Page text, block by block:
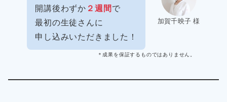
加賀千映子 様
開講後わずか ２週間 で
最初の生徒さんに
申し込みいただきました！
＊成果を保証するものではありません。